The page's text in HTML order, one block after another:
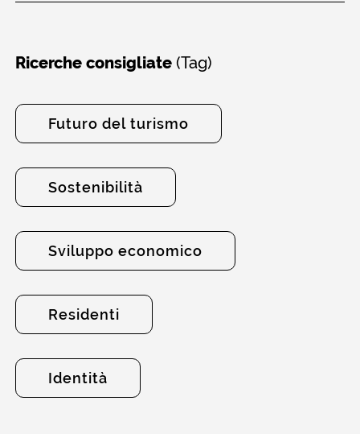
Ricerche consigliate(Tag)
Futuro del turismo
Sostenibilità
Sviluppo economico
Residenti
Identità